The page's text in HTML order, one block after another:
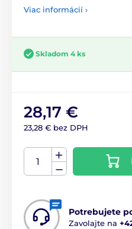
Viac informácií ›
Skladom 4 ks
28,17 €
23,28 € bez DPH
Potrebujete
Zavolajte na